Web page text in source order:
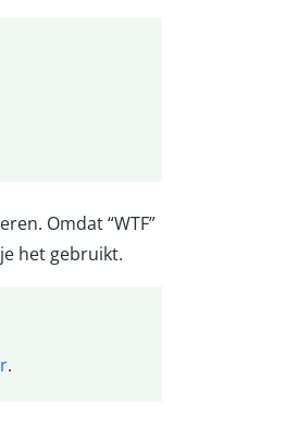
Omdat “WTF”
het gebruikt.
.